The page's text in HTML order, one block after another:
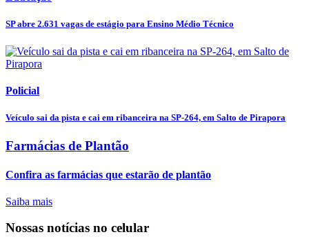
SP abre 2.631 vagas de estágio para Ensino Médio Técnico
Policial
Veículo sai da pista e cai em ribanceira na SP-264, em Salto de Pirapora
Farmácias de Plantão
Confira as farmácias que estarão de plantão
Saiba mais
Nossas notícias no celular